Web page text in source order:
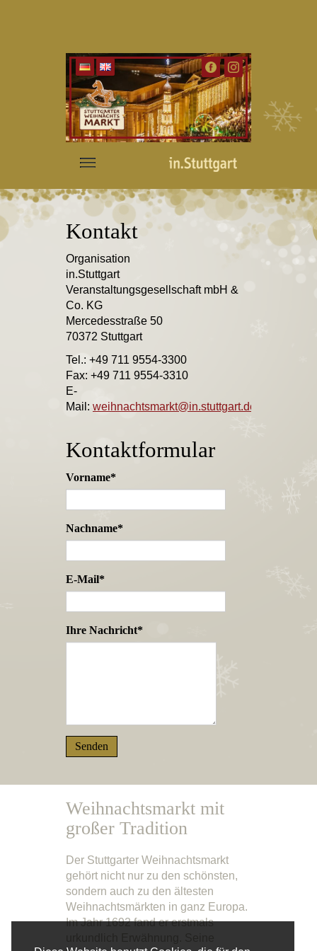
Kontakt
Organisation
in.Stuttgart
Veranstaltungsgesellschaft mbH &
Co. KG
Mercedesstraße 50
70372 Stuttgart
Tel.: +49 711 9554-3300
Fax: +49 711 9554-3310
E-
Mail: weihnachtsmarkt@in.stuttgart.de
Kontaktformular
Vorname*
Nachname*
E-Mail*
Ihre Nachricht*
Weihnachtsmarkt mit
großer Tradition
Der Stuttgarter Weihnachtsmarkt
gehört nicht nur zu den schönsten,
sondern auch zu den ältesten
Weihnachtsmärkten in ganz Europa.
Im Jahr 1692 fand er erstmals